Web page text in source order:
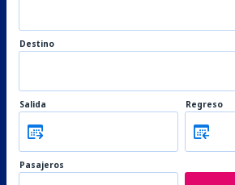
Destino
Salida Regreso
Pasajeros